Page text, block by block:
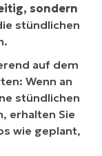
sondern
stündlichen
auf dem
Wenn an
stündlichen
erhalten Sie
wie geplant,